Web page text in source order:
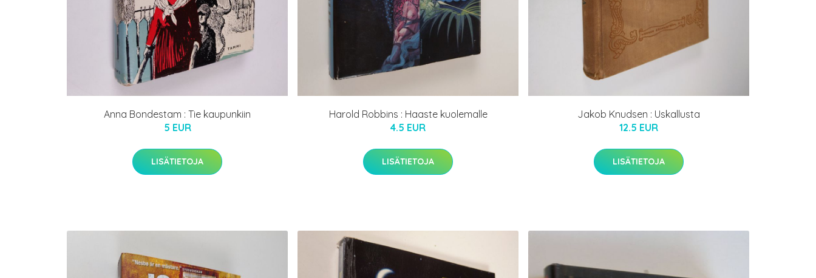
Anna Bondestam : Tie kaupunkiin
5 EUR
LISÄTIETOJA
Harold Robbins : Haaste kuolemalle
4.5 EUR
LISÄTIETOJA
Jakob Knudsen : Uskallusta
12.5 EUR
LISÄTIETOJA